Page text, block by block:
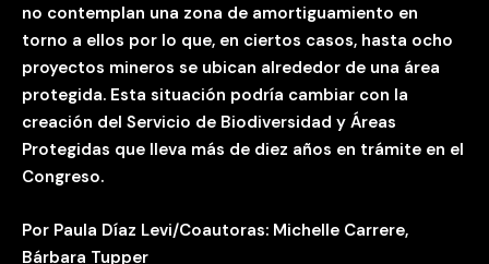
no contemplan una zona de amortiguamiento en
torno a ellos por lo que, en ciertos casos, hasta ocho
proyectos mineros se ubican alrededor de una área
protegida. Esta situación podría cambiar con la
creación del Servicio de Biodiversidad y Áreas
Protegidas que lleva más de diez años en trámite en el
Congreso.
Por Paula Díaz Levi/Coautoras: Michelle Carrere,
Bárbara Tupper